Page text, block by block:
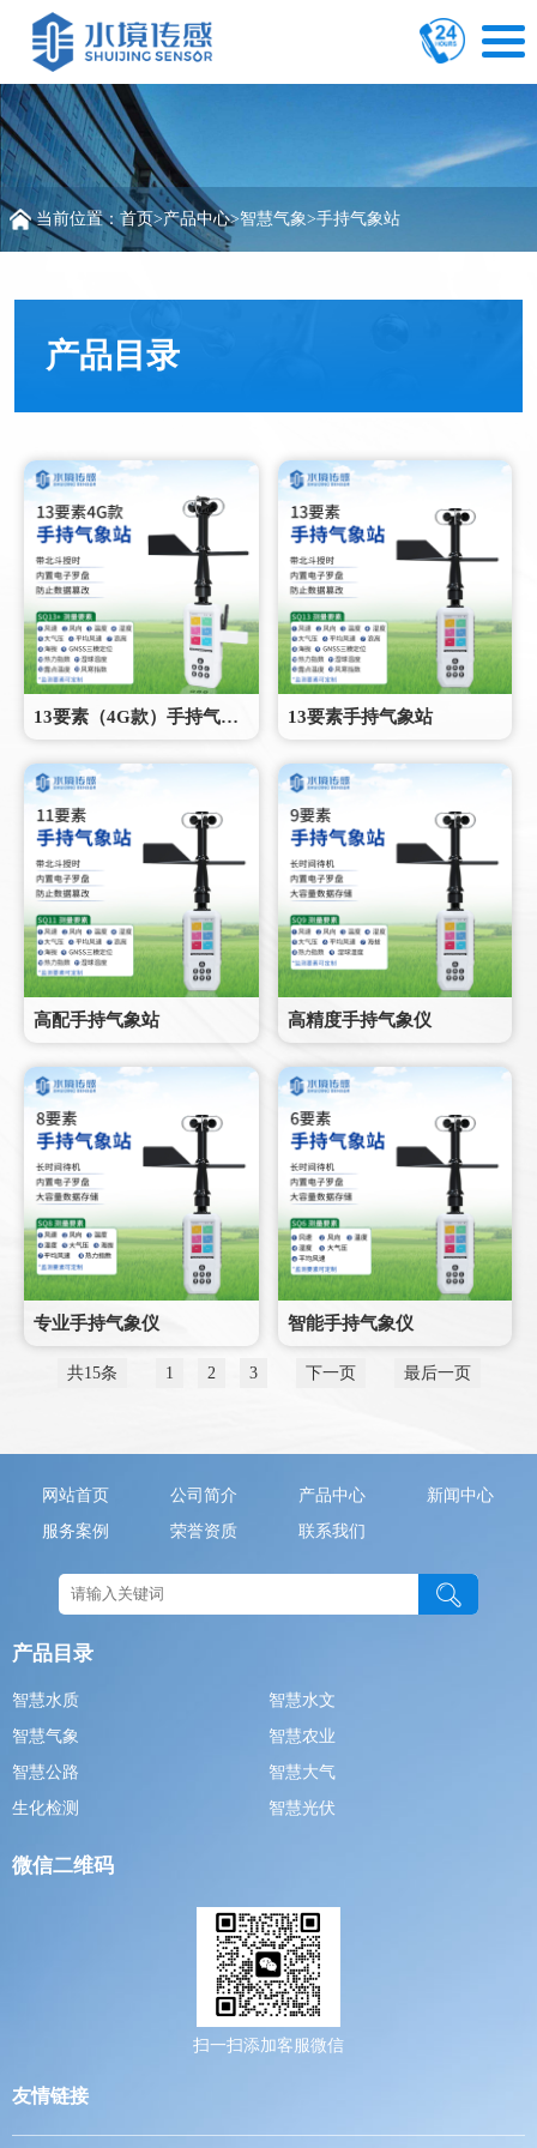
当前位置：首页>产品中心>智慧气象>手持气象站
产品目录
13要素（4G款）手持气象站 13要素手持气象站
高配手持气象站 高精度手持气象仪
专业手持气象仪 智能手持气象仪
共15条 1 2 3 下一页 最后一页
网站首页 公司简介 产品中心
新闻中心
服务案例
荣誉资质 联系我们
产品目录
智慧水质
智慧水文
智慧气象
智慧农业
智慧公路
智慧大气
生化检测
智慧光伏
微信二维码
扫一扫添加客服微信
友情链接